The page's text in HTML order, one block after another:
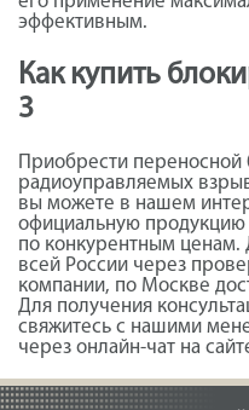
эффективным.
Как купить
3
Приобрести переносной
радиоуправляемых
вы можете в нашем
официальную продукцию
по конкурентным ценам.
всей России через
компании, по Москве
Для получения
свяжитесь с нашими
через онлайн-чат на